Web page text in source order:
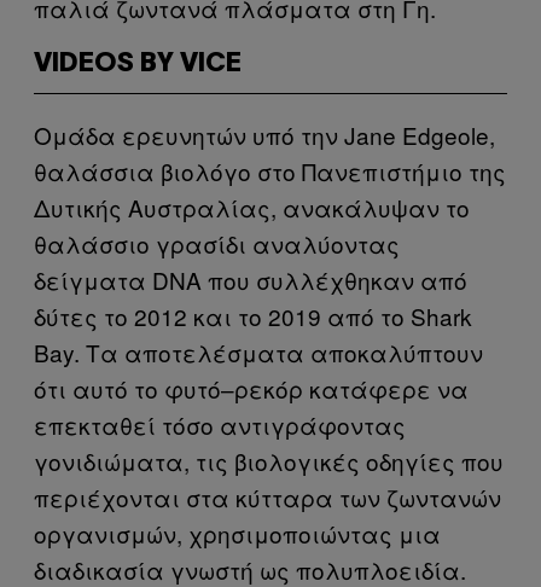
παλιά ζωντανά πλάσματα στη Γη.
VIDEOS BY VICE
Ομάδα ερευνητών υπό την Jane Edgeole,
θαλάσσια βιολόγο στο Πανεπιστήμιο της
Δυτικής Αυστραλίας, ανακάλυψαν το
θαλάσσιο γρασίδι αναλύοντας
δείγματα DNA που συλλέχθηκαν από
δύτες το 2012 και το 2019 από το Shark
Bay. Τα αποτελέσματα αποκαλύπτουν
ότι αυτό το φυτό–ρεκόρ κατάφερε να
επεκταθεί τόσο αντιγράφοντας
γονιδιώματα, τις βιολογικές οδηγίες που
περιέχονται στα κύτταρα των ζωντανών
οργανισμών, χρησιμοποιώντας μια
διαδικασία γνωστή ως πολυπλοειδία.